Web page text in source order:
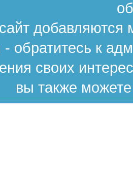
обратитесь к
своих
вы также